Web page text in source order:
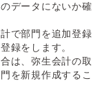
データにないか確
で部門を追加登録
録をします。
は、弥生会計の取
を新規作成するこ